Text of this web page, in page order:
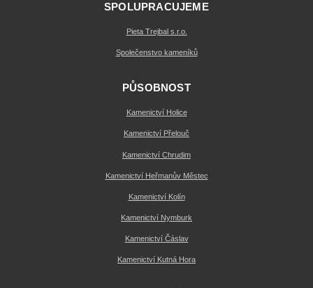
SPOLUPRACUJEME
Pieta Trejbal s.r.o.
Společenstvo kameníků
PŮSOBNOST
Kamenictví Holice
Kamenictví Přelouč
Kamenictví Chrudim
Kamenictví Heřmanův Městec
Kamenictví Kolín
Kamenictví Nymburk
Kamenictví Čáslav
Kamenictví Kutná Hora